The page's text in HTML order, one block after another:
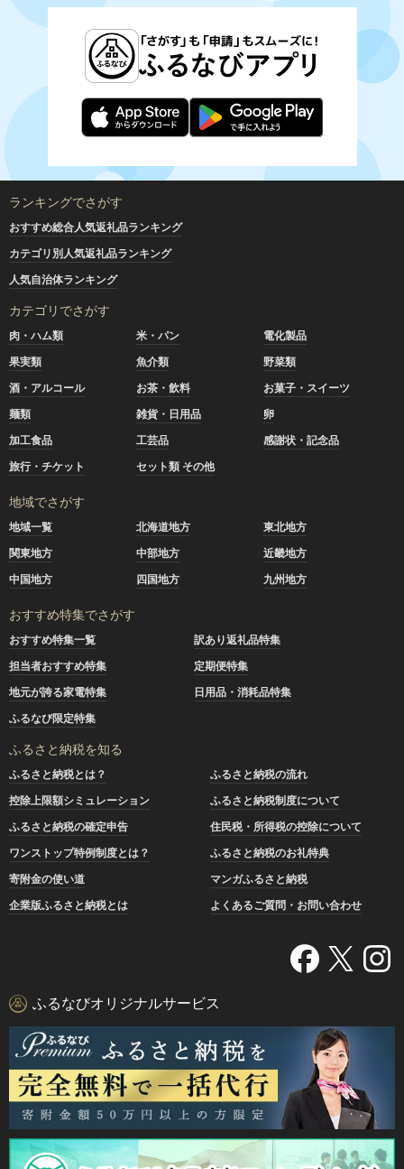
ランキングでさがす
おすすめ総合人気返礼品ランキング
カテゴリ別人気返礼品ランキング
人気自治体ランキング
カテゴリでさがす
肉・ハム類 米・パン
電化製品
果実類
魚介類
野菜類
酒・アルコール
お茶・飲料
お菓子・スイーツ
麺類
雑貨・日用品
卵
加工食品
工芸品
感謝状・記念品
旅行・チケット
セット類 その他
地域でさがす
地域一覧 北海道地方
東北地方
関東地方
中部地方
近畿地方
中国地方
四国地方 九州地方
おすすめ特集でさがす
おすすめ特集一覧
訳あり返礼品特集
担当者おすすめ特集
定期便特集
地元が誇る家電特集
日用品・消耗品特集
ふるなび限定特集
ふるさと納税を知る
ふるさと納税とは？
ふるさと納税の流れ
控除上限額シミュレーション
ふるさと納税制度について
ふるさと納税の確定申告
住民税・所得税の控除について
ワンストップ特例制度とは？
ふるさと納税のお礼特典
寄附金の使い道
マンガふるさと納税
企業版ふるさと納税とは
よくあるご質問・お問い合わせ
ふるなびオリジナルサービス